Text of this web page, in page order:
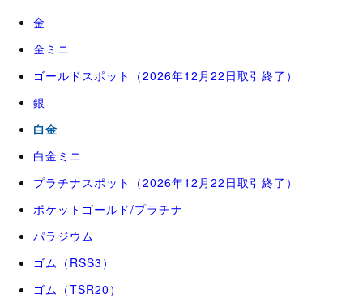
金
金ミニ
ゴールドスポット（2026年12月22日取引終了）
銀
白金
白金ミニ
プラチナスポット（2026年12月22日取引終了）
ポケットゴールド/プラチナ
パラジウム
ゴム（RSS3）
ゴム（TSR20）